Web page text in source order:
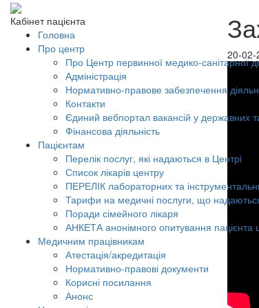
Кабінет пацієнта
Головна
Про центр
Про Центр первинної медико-санітарної
Адміністрація
Нормативно-правове забезпечення
Контакти
Єдиний вебпортал вакансій у державних
Фінансова діяльність
Пацієнтам
Перелік послуг, які надаються в Центрі
Список лікарів центру
ПЕРЕЛІК лабораторних та
Тарифи на медичні послуги, що
Поради сімейного лікаря
АНКЕТА анонімного опитування пацієнта
Медичним працівникам
Атестація/акредитація
Нормативно-правові документи
Корисні посилання
Анонс
20-02-